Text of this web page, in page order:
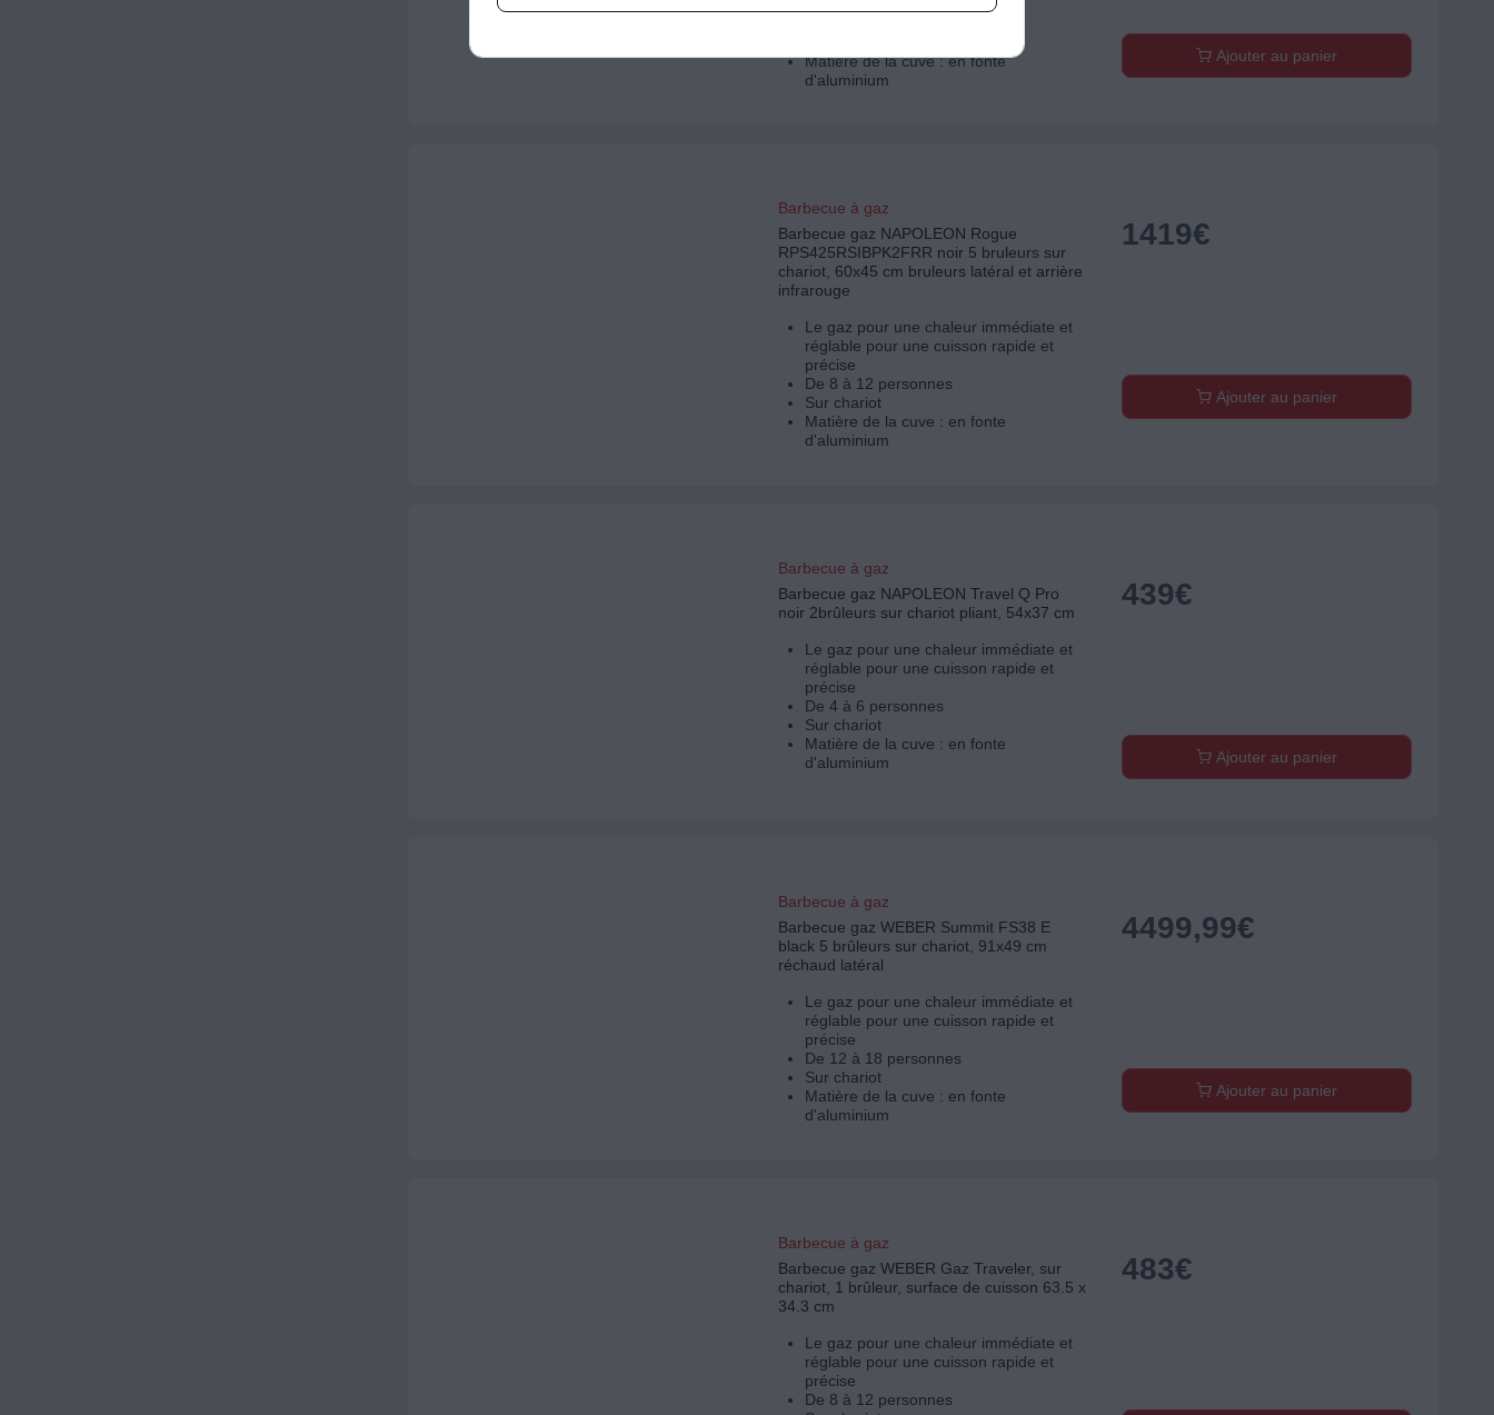
Matière de la cuve : en fonte
d'aluminium
Ajouter au panier
Barbecue à gaz
Barbecue gaz NAPOLEON Rogue
RPS425RSIBPK2FRR noir 5 bruleurs sur
chariot, 60x45 cm bruleurs latéral et arrière
infrarouge
Le gaz pour une chaleur immédiate et
réglable pour une cuisson rapide et
précise
De 8 à 12 personnes
Sur chariot
Matière de la cuve : en fonte
d'aluminium
1419€
Ajouter au panier
Barbecue à gaz
Barbecue gaz NAPOLEON Travel Q Pro
noir 2brûleurs sur chariot pliant, 54x37 cm
Le gaz pour une chaleur immédiate et
réglable pour une cuisson rapide et
précise
De 4 à 6 personnes
Sur chariot
Matière de la cuve : en fonte
d'aluminium
439€
Ajouter au panier
Barbecue à gaz
Barbecue gaz WEBER Summit FS38 E
black 5 brûleurs sur chariot, 91x49 cm
réchaud latéral
Le gaz pour une chaleur immédiate et
réglable pour une cuisson rapide et
précise
De 12 à 18 personnes
Sur chariot
Matière de la cuve : en fonte
d'aluminium
4499,99€
Ajouter au panier
Barbecue à gaz
Barbecue gaz WEBER Gaz Traveler, sur
chariot, 1 brûleur, surface de cuisson 63.5 x
34.3 cm
Le gaz pour une chaleur immédiate et
réglable pour une cuisson rapide et
précise
De 8 à 12 personnes
483€